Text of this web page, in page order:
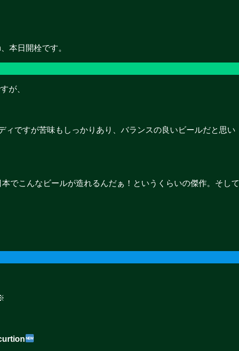
本日開栓です。
が、
ィですが苦味もしっかりあり、バランスの良いビールだと思い
本でこんなビールが造れるんだぁ！というくらいの傑作。そして